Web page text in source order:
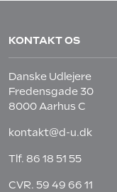
KONTAKT OS
Danske Udlejere
Fredensgade 30
8000 Aarhus C
kontakt@d-u.dk
Tlf. 86 18 51 55
CVR. 59 49 66 11